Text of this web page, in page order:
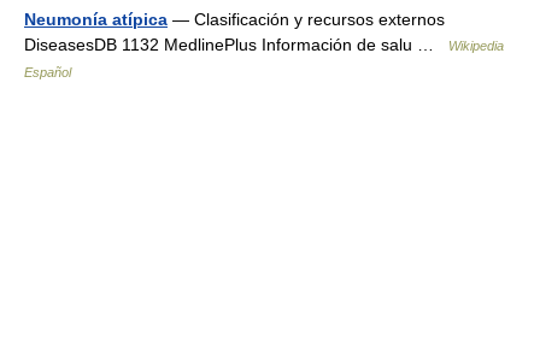
Neumonía atípica — Clasificación y recursos externos
DiseasesDB 1132 MedlinePlus Información de salu …
Wikipedia
Español